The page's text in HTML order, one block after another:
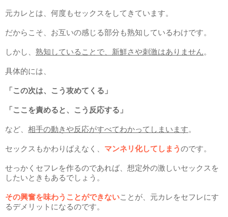
元カレとは、何度もセックスをしてきています。
だからこそ、お互いの感じる部分も熟知しているわけです。
しかし、 熟知していることで、新鮮さや刺激はありません。
具体的には、
「この次は、こう攻めてくる」
「ここを責めると、こう反応する」
など、 相手の動きや反応がすべてわかってしまいます。
セックスもかわりばえなく、 マンネリ化してしまうのです。
せっかくセフレを作るのであれば、想定外の激しいセックスを
したいときもあるでしょう。
その興奮を味わうことができないことが、元カレをセフレにす
るデメリットになるのです。